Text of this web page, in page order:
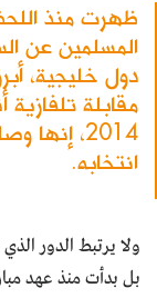
ظهرت منذ
المسلمين عن
دول خليجية،
مقابلة تلفازية
انتخابه.
ولا يرتبط الدور
بل بدأت منذ عهد